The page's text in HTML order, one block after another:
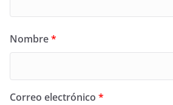
Nombre*
Correo electrónico *